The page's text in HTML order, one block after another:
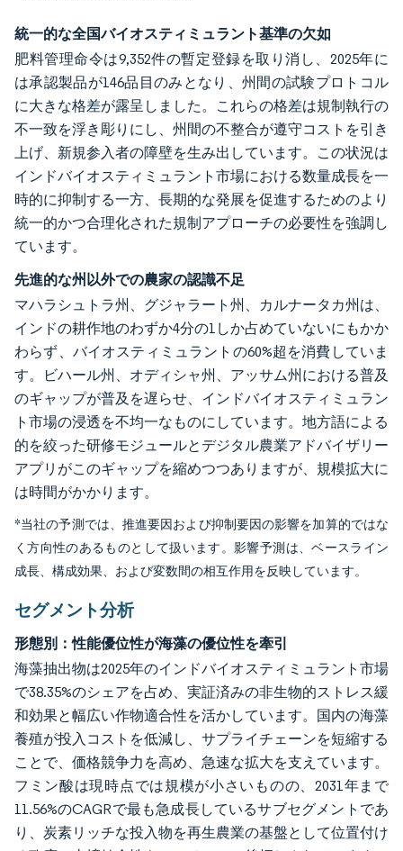
統一的な全国バイオスティミュラント基準の欠如
肥料管理命令は9,352件の暫定登録を取り消し、2025年に
は承認製品が146品目のみとなり、州間の試験プロトコル
に大きな格差が露呈しました。これらの格差は規制執行の
不一致を浮き彫りにし、州間の不整合が遵守コストを引き
上げ、新規参入者の障壁を生み出しています。この状況は
インドバイオスティミュラント市場における数量成長を一
時的に抑制する一方、長期的な発展を促進するためのより
統一的かつ合理化された規制アプローチの必要性を強調し
ています。
先進的な州以外での農家の認識不足
マハラシュトラ州、グジャラート州、カルナータカ州は、
インドの耕作地のわずか4分の1しか占めていないにもかか
わらず、バイオスティミュラントの60%超を消費していま
す。ビハール州、オディシャ州、アッサム州における普及
のギャップが普及を遅らせ、インドバイオスティミュラン
ト市場の浸透を不均一なものにしています。地方語による
的を絞った研修モジュールとデジタル農業アドバイザリー
アプリがこのギャップを縮めつつありますが、規模拡大に
は時間がかかります。
*当社の予測では、推進要因および抑制要因の影響を加算的ではな
く方向性のあるものとして扱います。影響予測は、ベースライン
成長、構成効果、および変数間の相互作用を反映しています。
セグメント分析
形態別：性能優位性が海藻の優位性を牽引
海藻抽出物は2025年のインドバイオスティミュラント市場
で38.35%のシェアを占め、実証済みの非生物的ストレス緩
和効果と幅広い作物適合性を活かしています。国内の海藻
養殖が投入コストを低減し、サプライチェーンを短縮する
ことで、価格競争力を高め、急速な拡大を支えています。
フミン酸は現時点では規模が小さいものの、2031年まで
11.56%のCAGRで最も急成長しているサブセグメントであ
り、炭素リッチな投入物を再生農業の基盤として位置付け